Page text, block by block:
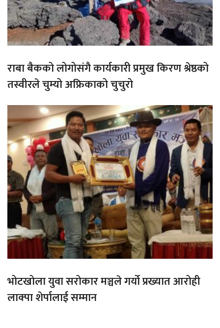
राबा बैकको लोगोसंगै कार्यकारी प्रमुख किरण श्रेष्ठको
तस्वीरले चुम्यो अफ्रिकाको चुचुरो
भोटखोला युवा सरोकार मञ्चले गर्यो प्रख्यात आरोही
लाक्पा शेर्पालाई सम्मान